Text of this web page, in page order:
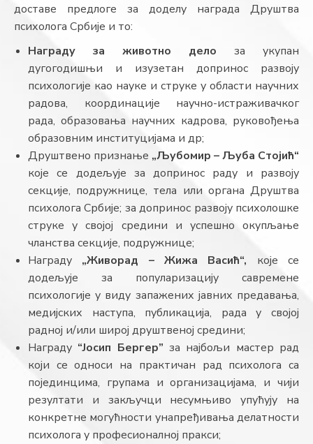
доставе предлоге за доделу награда Друштва
психолога Србије и то:
Награду за животно дело за укупан
дугогодишњи и изузетан допринос развоју
психологије као науке и струке у области научних
радова, координације научно-истраживачког
рада, образовања научних кадрова, руковођења
образовним институцијама и др;
Друштвено признање „Љубомир – Љуба Стојић“
које се додељује за допринос раду и развоју
секције, подружнице, тела или органа Друштва
психолога Србије; за допринос развоју психолошке
струке у својој средини и успешно окупљање
чланства секције, подружнице;
Награду „Живорад – Жижа Васић“, које се
додељује за популаризацију савремене
психологије у виду запажених јавних предавања,
медијских наступа, публикација, рада у својој
радној и/или широј друштвеној средини;
Награду “Јосип Бергер” за најбољи мастер рад
који се односи на практичан рад психолога са
појединцима, групама и организацијама, и чији
резултати и закључци несумњиво упућују на
конкретне могућности унапређивања делатности
психолога у професионалној пракси;